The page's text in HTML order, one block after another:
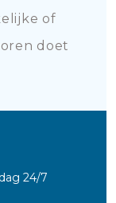
of
doet
24/7